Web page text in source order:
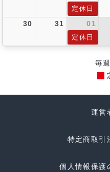
定休日
30 31 01
定休日
毎
運営
特定商取引
個人情報保護